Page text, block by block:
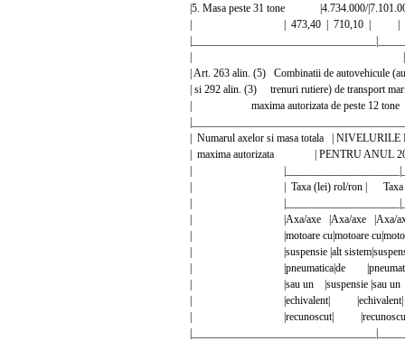
|5. Masa peste 31 tone |4.734.000/
| | 473,40 | 710,10 |
| |
| Art. 263 alin. (5) Combinatii de autovehicule
| si 292 alin. (3) trenuri rutiere) de transport
| maxima autorizata de peste
| Numarul axelor si masa totala |
| maxima autorizata | PENTRU ANUL
|
| | Taxa (lei) rol/ron | Taxa
|
| |Axa/axe |Axa/axe |Axa/axe
| |motoare cu|motoare cu|motoare
| |suspensie |alt sistem|suspensie
| |pneumatica|de
| |sau un |suspensie |sau un
| |echivalent|
| |recunoscut|